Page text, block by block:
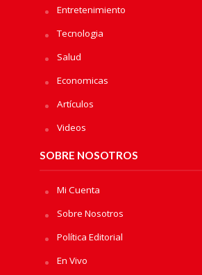
Entretenimiento
Tecnologia
Salud
Economicas
Artículos
Videos
SOBRE NOSOTROS
Mi Cuenta
Sobre Nosotros
Política Editorial
En Vivo